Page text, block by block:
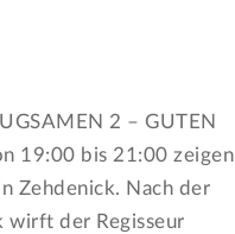
2 – GUTEN
19:00 bis 21:00 zeigen
Zehdenick. Nach der
wirft der Regisseur